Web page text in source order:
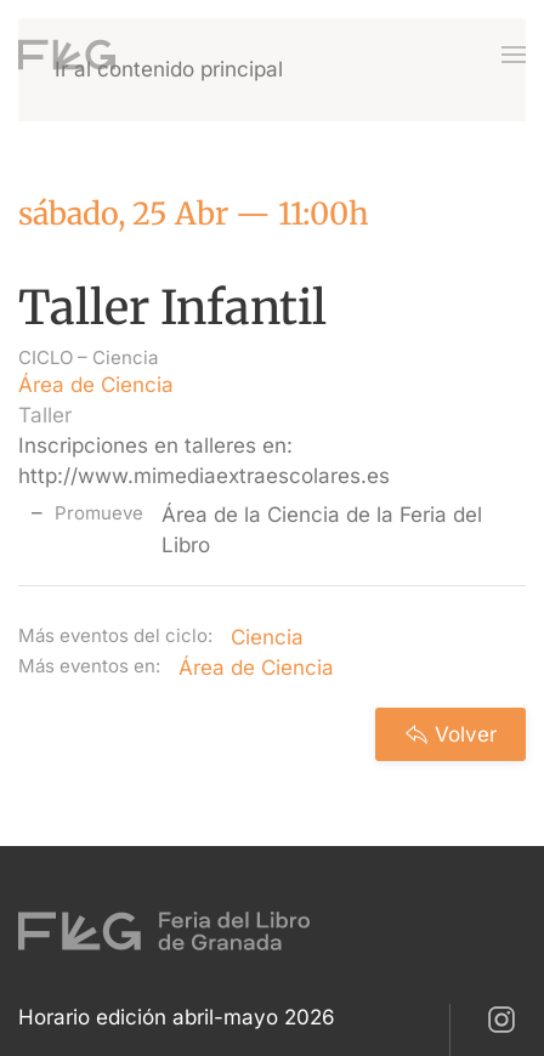
Ir al contenido principal
sábado, 25 Abr — 11:00h
Taller Infantil
CICLO – Ciencia
Área de Ciencia
Taller
Inscripciones en talleres en:
http://www.mimediaextraescolares.es
Promueve
Área de la Ciencia de la Feria del
Libro
Más eventos del ciclo: Ciencia
Más eventos en: Área de Ciencia
Volver
Horario edición abril-mayo 2026